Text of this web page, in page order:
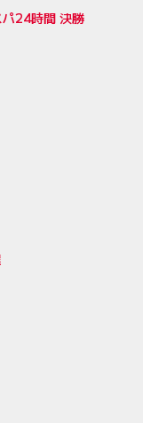
24時間 決勝